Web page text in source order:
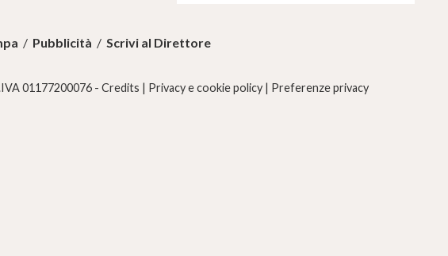
/ Pubblicità / Scrivi al Direttore
01177200076 - Credits Privacy e cookie policy Preferenze privacy